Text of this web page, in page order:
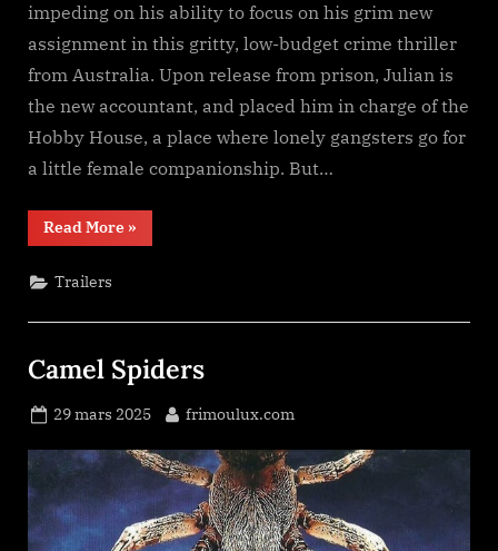
impeding on his ability to focus on his grim new
assignment in this gritty, low-budget crime thriller
from Australia. Upon release from prison, Julian is
the new accountant, and placed him in charge of the
Hobby House, a place where lonely gangsters go for
a little female companionship. But…
Read More“Hobby
Farm”
»
Trailers
Camel Spiders
Posted
29 mars 2025 By
frimoulux.com